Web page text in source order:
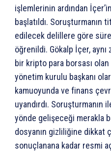
işlemlerinin ardından
başlatıldı. Soruşturmanın
edilecek delillere göre
öğrenildi. Gökalp İçer,
bir kripto para borsası olan
yönetim kurulu başkanı
kamuoyunda ve finans
uyandırdı. Soruşturmanın
yönde gelişeceği merakla
dosyanın gizliliğine dikkat
sonuçlanana kadar resmi